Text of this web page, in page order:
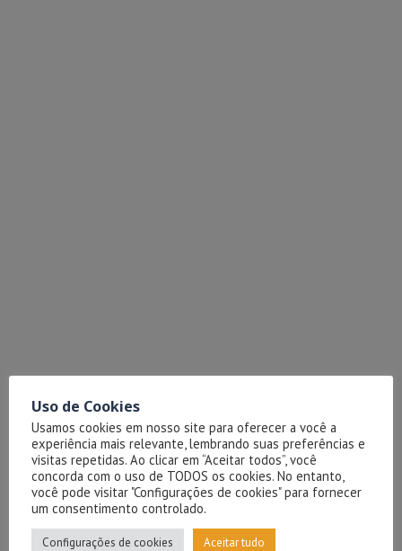
Uso de Cookies
Usamos cookies em nosso site para oferecer a você a
experiência mais relevante, lembrando suas preferências e
visitas repetidas. Ao clicar em “Aceitar todos”, você
concorda com o uso de TODOS os cookies. No entanto,
você pode visitar "Configurações de cookies" para fornecer
um consentimento controlado.
Configurações de cookies Aceitar tudo